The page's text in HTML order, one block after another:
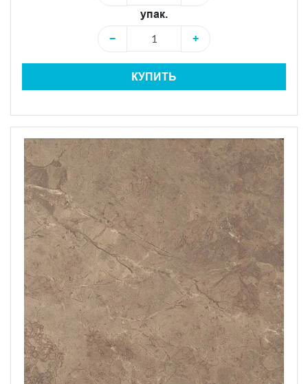
упак.
−
+
КУПИТЬ